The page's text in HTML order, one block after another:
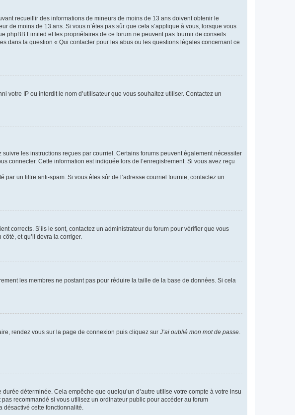
recueillir des informations de mineurs de moins de 13 ans doivent obtenir le
de moins de 13 ans. Si vous n’êtes pas sûr que cela s’applique à vous, lorsque vous
phpBB Limited et les propriétaires de ce forum ne peuvent pas fournir de conseils
dans la question « Qui contacter pour les abus ou les questions légales concernant ce
votre IP ou interdit le nom d’utilisateur que vous souhaitez utiliser. Contactez un
les instructions reçues par courriel. Certains forums peuvent également nécessiter
connecter. Cette information est indiquée lors de l’enregistrement. Si vous avez reçu
un filtre anti-spam. Si vous êtes sûr de l’adresse courriel fournie, contactez un
corrects. S’ils le sont, contactez un administrateur du forum pour vérifier que vous
et qu’il devra la corriger.
les membres ne postant pas pour réduire la taille de la base de données. Si cela
rendez vous sur la page de connexion puis cliquez sur J’ai oublié mon mot de passe
déterminée. Cela empêche que quelqu’un d’autre utilise votre compte à votre insu
pas recommandé si vous utilisez un ordinateur public pour accéder au forum
désactivé cette fonctionnalité.